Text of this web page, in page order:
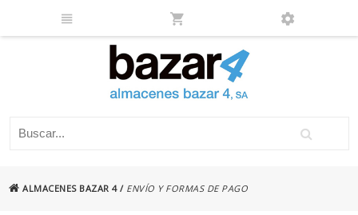
ALMACENES BAZAR 4/ ENVÍO Y FORMAS DE PAGO